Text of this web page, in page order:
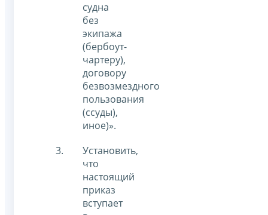
судна
без
экипажа
(бербоут-
чартеру),
договору
безвозмездного
пользования
(ссуды),
иное)».
Установить,
что
настоящий
приказ
вступает